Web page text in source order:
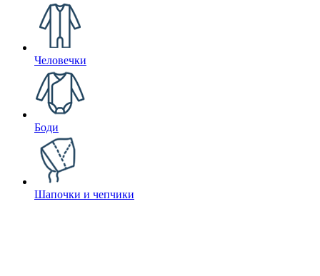
Человечки
Боди
Шапочки и чепчики